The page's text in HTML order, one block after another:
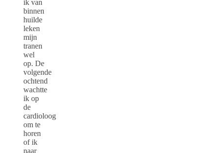
ik van
binnen
huilde
leken
mijn
tranen
wel
op. De
volgende
ochtend
wachtte
ik op
de
cardioloog
om te
horen
of ik
naar